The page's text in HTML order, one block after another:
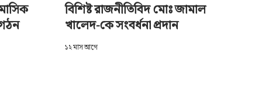
বিশিষ্ট রাজনীতিবিদ মোঃ জামাল
খালেদ-কে সংবর্ধনা প্রদান
১২ মাস আগে